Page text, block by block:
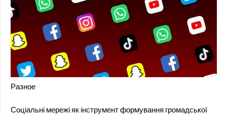
Разное
Соціальні мережі як інструмент формування громадської